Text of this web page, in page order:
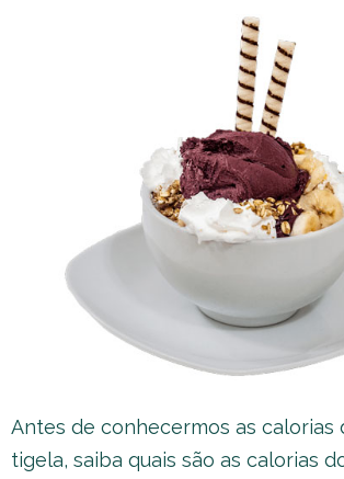
Antes de conhecermos as calorias
tigela, saiba quais são as calorias